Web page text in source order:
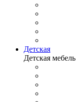
Детская
Детская мебель